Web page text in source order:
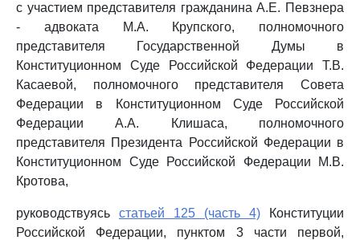
с участием представителя гражданина А.Е. Певзнера
- адвоката М.А. Крупского, полномочного
представителя Государственной Думы в
Конституционном Суде Российской Федерации Т.В.
Касаевой, полномочного представителя Совета
Федерации в Конституционном Суде Российской
Федерации А.А. Клишаса, полномочного
представителя Президента Российской Федерации в
Конституционном Суде Российской Федерации М.В.
Кротова,
руководствуясь статьей 125 (часть 4) Конституции
Российской Федерации, пунктом 3 части первой,